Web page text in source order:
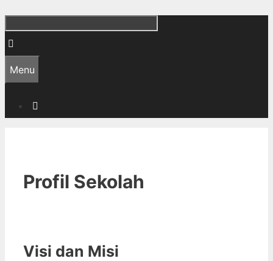
Menu
Profil Sekolah
Visi dan Misi